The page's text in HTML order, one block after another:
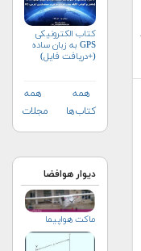
کتاب الکترونیکی
GPS به زبان ساده
(+دریافت فایل)
همه
کتاب‌ها
همه
مجلات
دیوار هوافضا
ماکت هواپیما